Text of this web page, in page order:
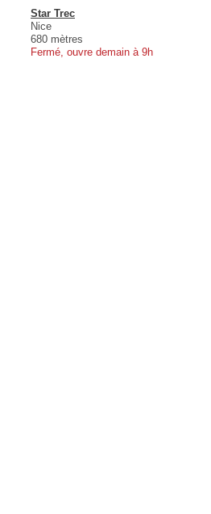
Star Trec
Nice
680 mètres
Fermé, ouvre demain à 9h